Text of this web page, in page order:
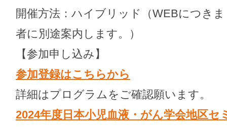
開催方法：ハイブリッド（WEBにつき
者に別途案内します。）
【参加申し込み】
参加登録はこちらから
詳細はプログラムをご確認願います。
2024年度日本小児血液・がん学会地区